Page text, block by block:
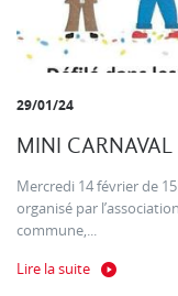
29/01/24
MINI CARNAVAL
Mercredi 14 février de
organisé par
commune,...
Lire la suite